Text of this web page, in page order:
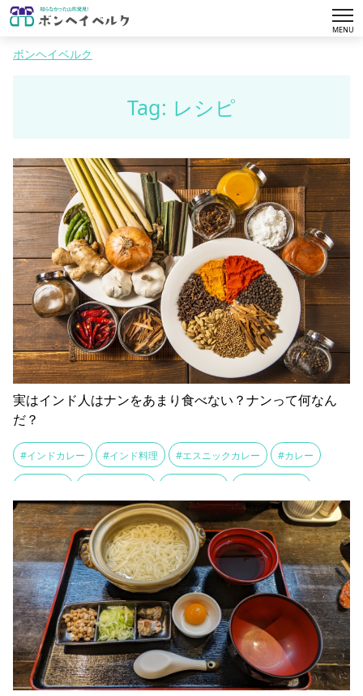
MENU
ボンヘイベルク
Tag: レシピ
実はインド人はナンをあまり食べない？ナンって何なん
だ？
#インドカレー #インド料理 #エスニックカレー #カレー
#チャパティ #ドーサ #トルティーヤ #ナン #ナンドッグ
#バターチキンカレー #バトゥラ #パラタ #パン料理 #ピザ
#ピタ #プーリー #フォカッチャ #ラヴァシュ #レシピ
#主食 #伝統的 #小麦粉 #平焼きパン #発酵 #起源
#食文化 #食物繊維